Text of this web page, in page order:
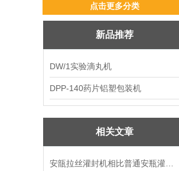
点击更多分类
新品推荐
DW/1实验滴丸机
DPP-140药片铝塑包装机
相关文章